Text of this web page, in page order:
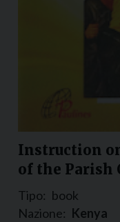
Instruction
of the Parish
Tipo: book
Nazione: Kenya